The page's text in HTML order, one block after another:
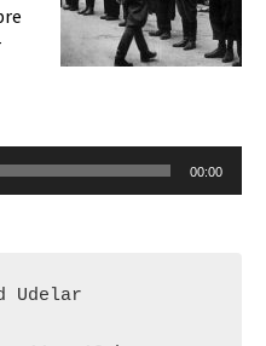
00:00
Udelar